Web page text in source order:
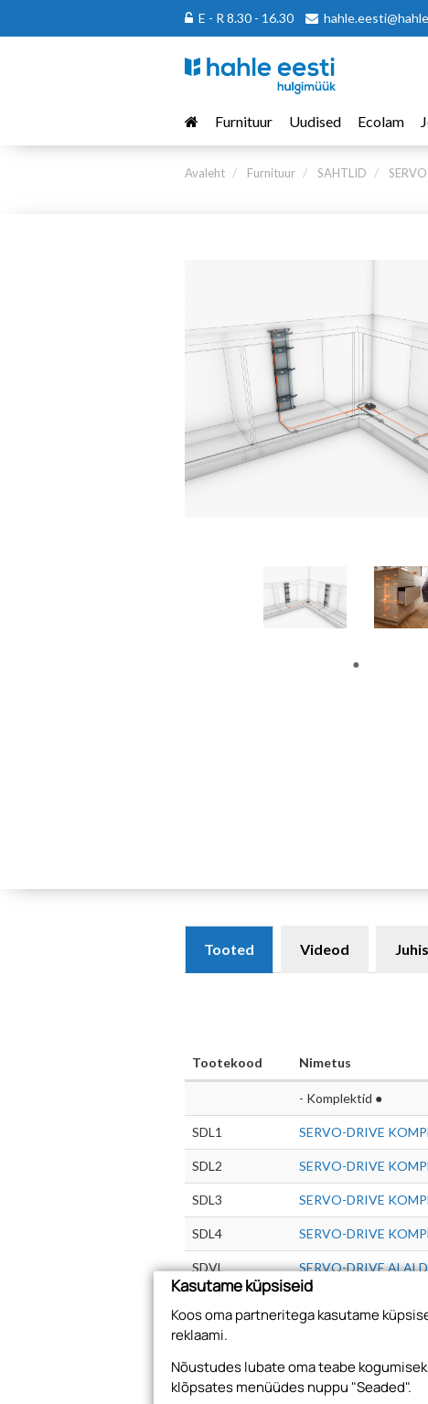
E - R 8.30 - 16.30
Furnituur Uudised Ecolam
Avaleht Furnituur SAHTLID
Tooted Videod
Tootekood Nimetus
- Komplektid ●
SDL1 SERVO-DRIVE
SDL2 SERVO-DRIVE
SDL3 SERVO-DRIVE
SDL4 SERVO-DRIVE
SDVL SERVO-DRIVE
Z10T443 SERVO-DRIVE UNO
Kasutame küpsiseid
Koos oma partneritega kasutame
reklaami.
Nõustudes lubate oma teabe
klõpsates menüüdes nuppu "Seaded".